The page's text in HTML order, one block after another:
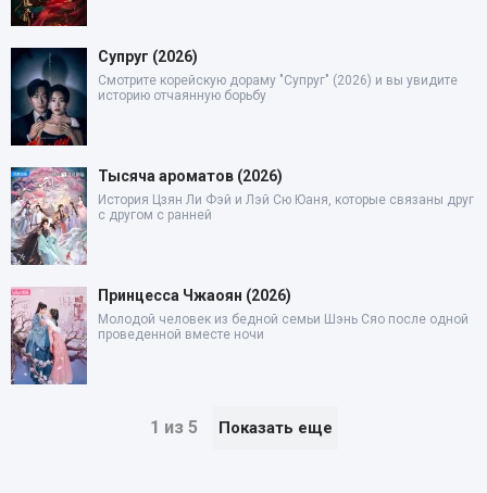
Супруг (2026)
Смотрите корейскую дораму "Супруг" (2026) и вы увидите
историю отчаянную борьбу
Тысяча ароматов (2026)
История Цзян Ли Фэй и Лэй Сю Юаня, которые связаны друг
с другом с ранней
Принцесса Чжаоян (2026)
Молодой человек из бедной семьи Шэнь Сяо после одной
проведенной вместе ночи
1 из 5 Показать еще